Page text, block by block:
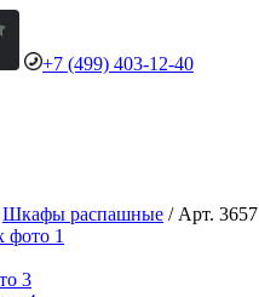
+7 (499) 403-12-40
Шкафы распашные / Арт. 3657